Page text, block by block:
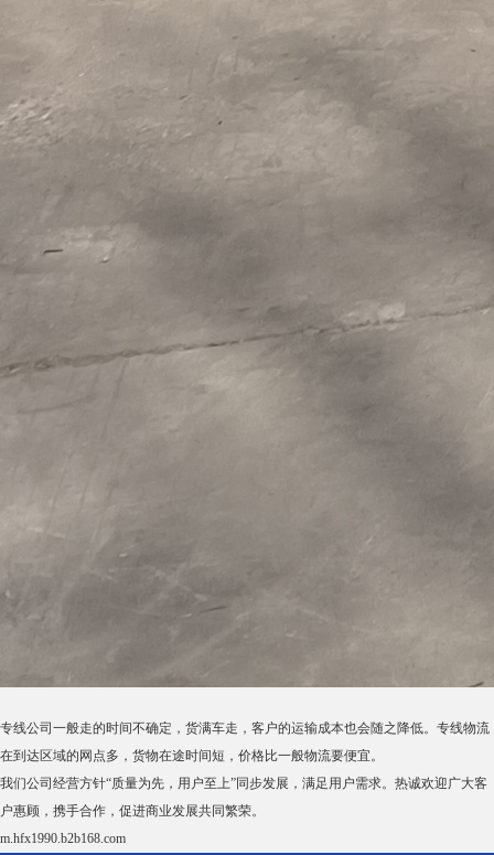
专线公司一般走的时间不确定，货满车走，客户的运输成本也会随之降低。专线物流
在到达区域的网点多，货物在途时间短，价格比一般物流要便宜。
我们公司经营方针“质量为先，用户至上”同步发展，满足用户需求。热诚欢迎广大客
户惠顾，携手合作，促进商业发展共同繁荣。
m.hfx1990.b2b168.com